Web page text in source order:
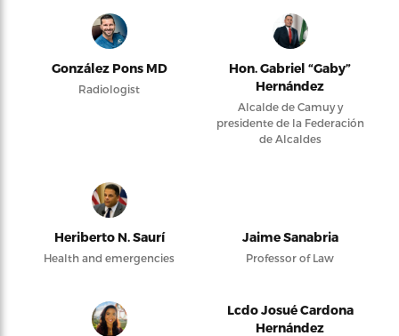
González Pons MD
Radiologist
Hon. Gabriel “Gaby”
Hernández
Alcalde de Camuy y
presidente de la Federación
de Alcaldes
Heriberto N. Saurí
Health and emergencies
Jaime Sanabria
Professor of Law
Lcdo Josué Cardona
Hernández